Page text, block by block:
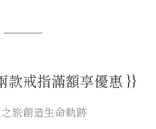
─────
款戒指滿額享優惠 }}
旅創造生命軌跡